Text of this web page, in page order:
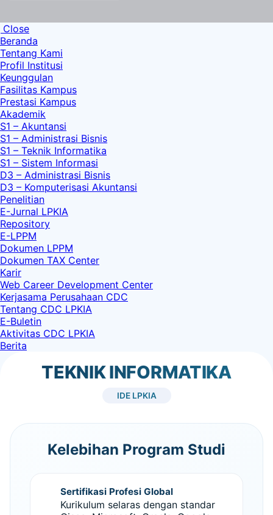
Close
Beranda
Tentang Kami
Profil Institusi
Keunggulan
Fasilitas Kampus
Prestasi Kampus
Akademik
S1 – Akuntansi
S1 – Administrasi Bisnis
S1 – Teknik Informatika
S1 – Sistem Informasi
D3 – Administrasi Bisnis
D3 – Komputerisasi Akuntansi
Penelitian
E-Jurnal LPKIA
Repository
E-LPPM
Dokumen LPPM
Dokumen TAX Center
Karir
Web Career Development Center
Kerjasama Perusahaan CDC
Tentang CDC LPKIA
E-Buletin
Aktivitas CDC LPKIA
Berita
TEKNIK INFORMATIKA
IDE LPKIA
Kelebihan Program Studi
Sertifikasi Profesi Global
Kurikulum selaras dengan standar